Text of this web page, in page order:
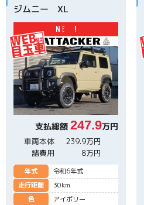
ジムニー XL
N E !
支払総額247.9万円
車両本体
239.9万円
諸費用
8万円
年式
令和6年式
走行距離
30km
色
アイボリー